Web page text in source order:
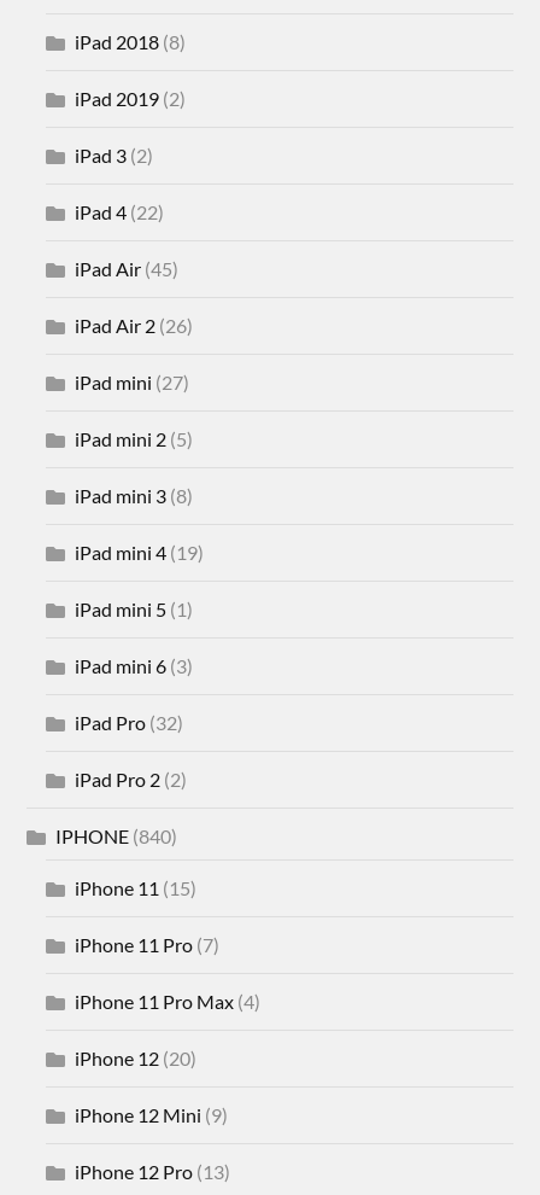
iPad 2018 (8)
iPad 2019 (2)
iPad 3 (2)
iPad 4 (22)
iPad Air (45)
iPad Air 2 (26)
iPad mini (27)
iPad mini 2 (5)
iPad mini 3 (8)
iPad mini 4 (19)
iPad mini 5 (1)
iPad mini 6 (3)
iPad Pro (32)
iPad Pro 2 (2)
IPHONE (840)
iPhone 11 (15)
iPhone 11 Pro (7)
iPhone 11 Pro Max (4)
iPhone 12 (20)
iPhone 12 Mini (9)
iPhone 12 Pro (13)